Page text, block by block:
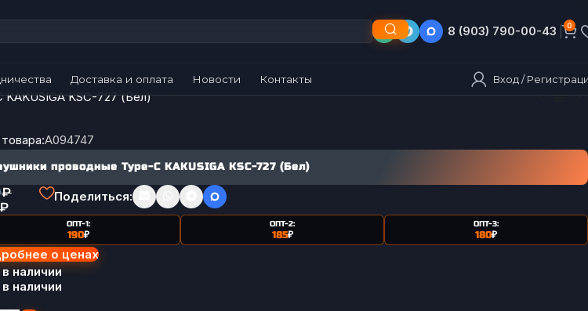
8 (495) 790-00-43 8 (903) 790-00-43 0
Доставка и оплата Новости Контакты Вход /
KSC-727 (Бел)
A094747
проводные Type-C KAKUSIGA KSC-727 (Бел)
₽
₽
Поделиться:
ОПТ-1:
190₽
ОПТ-2:
185₽
ОПТ-3:
180₽
о ценах
в наличии
в наличии